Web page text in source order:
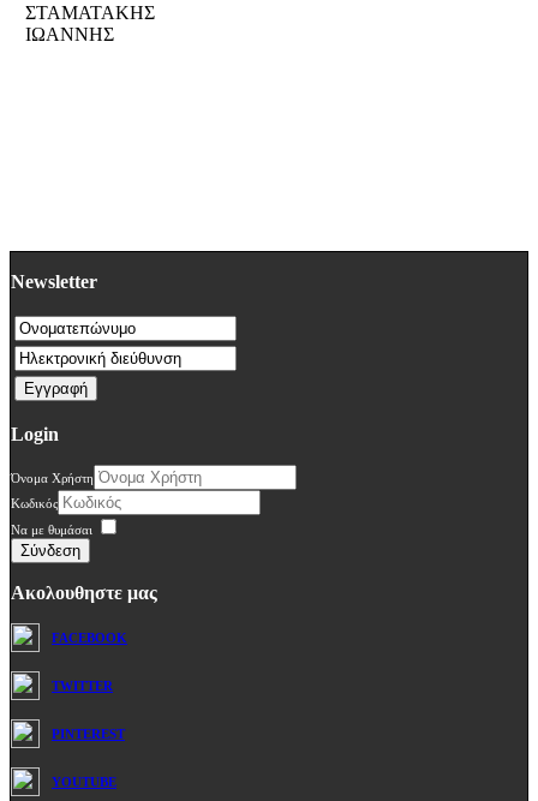
ΣΤΑΜΑΤΑΚΗΣ
ΙΩΑΝΝΗΣ
Newsletter
Login
Όνομα Χρήστη
Κωδικός
Να με θυμάσαι
Σύνδεση
Ακολουθηστε μας
FACEBOOK
TWITTER
PINTEREST
YOUTUBE